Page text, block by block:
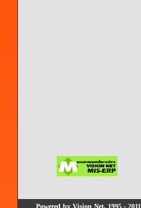
Powered by Vision Net, 1995 - 2011